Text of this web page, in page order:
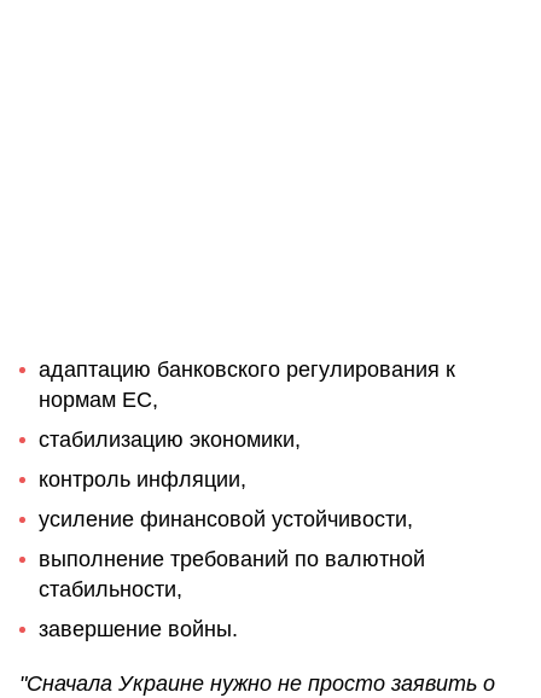
адаптацию банковского регулирования к
нормам ЕС,
стабилизацию экономики,
контроль инфляции,
усиление финансовой устойчивости,
выполнение требований по валютной
стабильности,
завершение войны.
"Сначала Украине нужно не просто заявить о